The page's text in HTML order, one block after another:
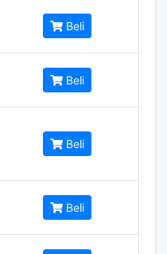
Beli
Beli
Beli
Beli